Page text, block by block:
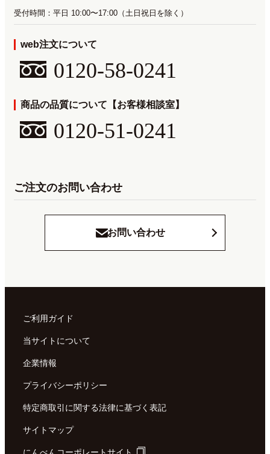
受付時間：平日 10:00〜17:00（土日祝日を除く）
web注文について
0120-58-0241
商品の品質について【お客様相談室】
0120-51-0241
ご注文のお問い合わせ
お問い合わせ
ご利用ガイド
当サイトについて
企業情報
プライバシーポリシー
特定商取引に関する法律に基づく表記
サイトマップ